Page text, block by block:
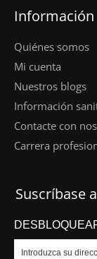
Información
Quiénes somos
Mi cuenta
Nuestros blogs
Información
Contacte con
Carrera
Suscríbase